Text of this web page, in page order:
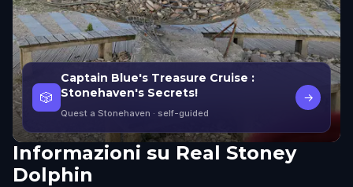
🎲
Captain Blue's Treasure Cruise :
Stonehaven's Secrets!
Quest a Stonehaven · self-guided
→
Informazioni su Real Stoney
Dolphin